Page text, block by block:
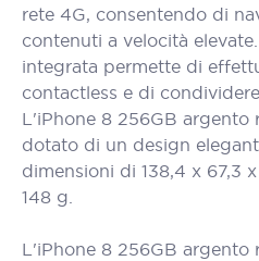
rete 4G, consentendo di
contenuti a velocità
integrata permette di
contactless e di
L'iPhone 8 256GB argento
dotato di un design
dimensioni di 138,4 x 67,3
148 g.
L'iPhone 8 256GB argento